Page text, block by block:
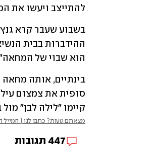
להתייצב ויעשו את
הוא שבוי של
קיימו "לילה לבן"
מצאתם טעות? כתבו לנו | המייל
447 תגובות